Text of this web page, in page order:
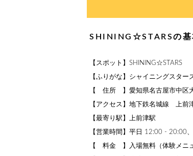
SHINING☆STARSの基
【スポット】SHINING☆STARS
【ふりがな】シャイニングスター
【 住所 】愛知県名古屋市中区
【アクセス】地下鉄名城線 上
【最寄り駅】上前津駅
【営業時間】平日 12:00 - 20:00
【 料金 】入場無料（体験メニ